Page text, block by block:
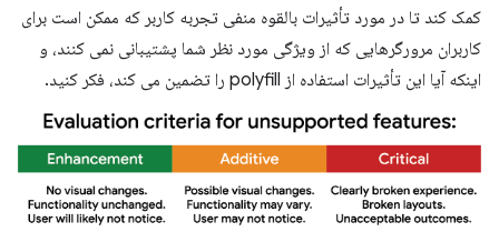
کمک کند تا در مورد تأثیرات بالقوه منفی تجربه کاربر که ممکن است برای
کاربران مرورگرهایی که از ویژگی مورد نظر شما پشتیبانی نمی کنند، و
اینکه آیا این تأثیرات استفاده از polyfill را تضمین می کند، فکر کنید.